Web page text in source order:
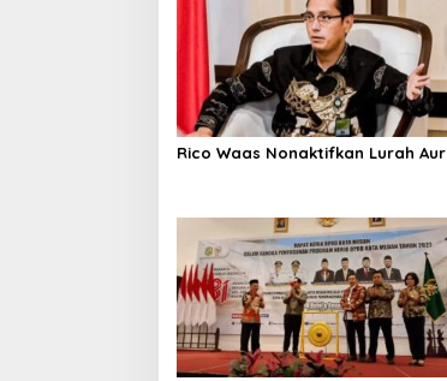
Rico Waas Nonaktifkan Lurah Aur